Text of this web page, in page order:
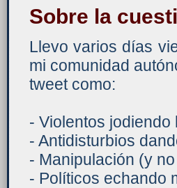
Sobre la
Llevo varios días
mi comunidad
tweet como:
- Violentos
- Antidisturbios
- Manipulación (y
- Políticos echando